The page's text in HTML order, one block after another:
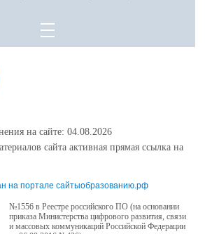
на сайте: 04.08.2026
сайта активная прямая ссылка на
на портале сайтыобразованию.рф
№1556 в Реестре российского ПО (на основании
приказа Министерства цифрового развития, связи
и массовых коммуникаций Российской Федерации